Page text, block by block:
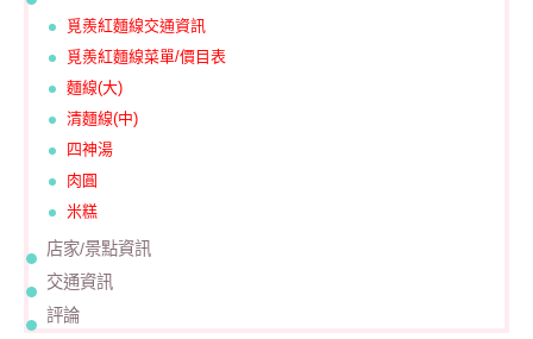
覓羨紅麵線交通資訊
覓羨紅麵線菜單/價目表
麵線(大)
清麵線(中)
四神湯
肉圓
米糕
店家/景點資訊
交通資訊
評論